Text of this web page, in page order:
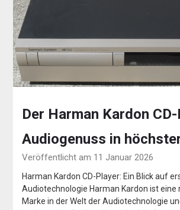
Der Harman Kardon
Audiogenuss in
Veröffentlicht am 11 Januar 2026
Harman Kardon CD-Player: Ein Blick auf
Audiotechnologie Harman Kardon ist
Marke in der Welt der Audiotechnologie